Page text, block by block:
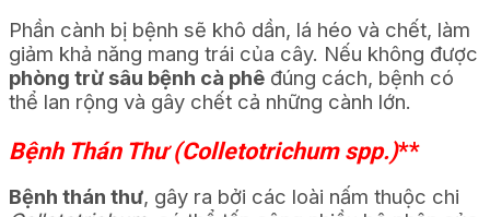
Phần cành bị bệnh sẽ khô dần, lá héo và chết, làm
giảm khả năng mang trái của cây. Nếu không được
phòng trừ sâu bệnh cà phê đúng cách, bệnh có
thể lan rộng và gây chết cả những cành lớn.
Bệnh Thán Thư (Colletotrichum spp.)**
Bệnh thán thư, gây ra bởi các loài nấm thuộc chi